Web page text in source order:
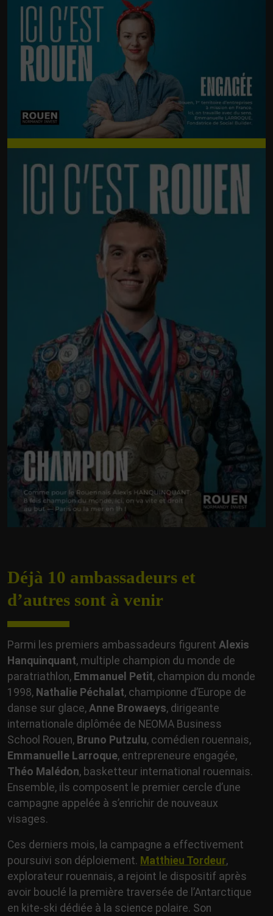
Déjà 10 ambassadeurs et
d’autres sont à venir
Parmi les premiers ambassadeurs figurent Alexis
Hanquinquant, multiple champion du monde de
paratriathlon, Emmanuel Petit, champion du monde
1998, Nathalie Péchalat, championne d’Europe de
danse sur glace, Anne Browaeys, dirigeante
internationale diplômée de NEOMA Business
School Rouen, Bruno Putzulu, comédien rouennais,
Emmanuelle Larroque, entrepreneure engagée,
Théo Malédon, basketteur international rouennais.
Ensemble, ils composent le premier cercle d’une
campagne appelée à s’enrichir de nouveaux
visages.
Ces derniers mois, la campagne a effectivement
poursuivi son déploiement. Matthieu Tordeur,
explorateur rouennais, a rejoint le dispositif après
avoir bouclé la première traversée de l’Antarctique
en kite-ski dédiée à la science polaire. Son